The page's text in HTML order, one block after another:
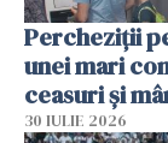
Percheziții
unei mari
ceasuri și
30 IULIE 2026